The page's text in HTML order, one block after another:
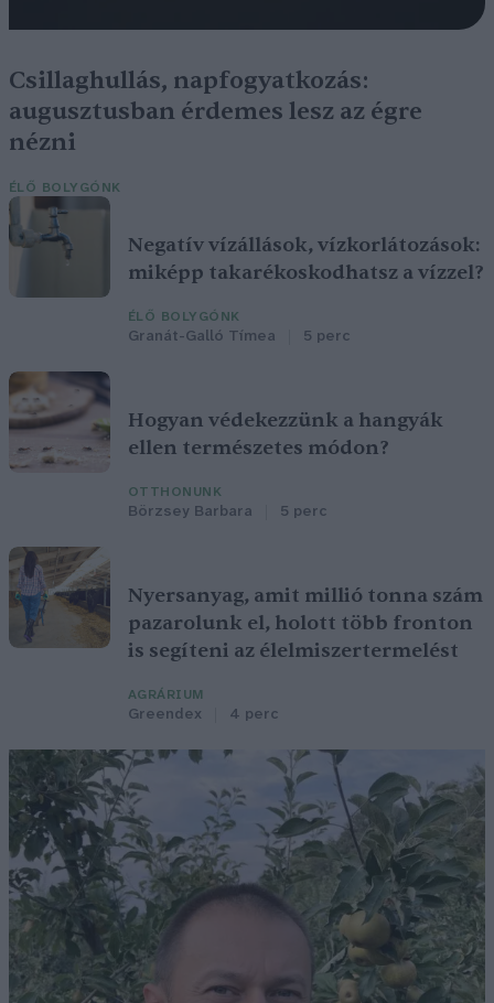
Csillaghullás, napfogyatkozás:
augusztusban érdemes lesz az égre
nézni
ÉLŐ BOLYGÓNK
Negatív vízállások, vízkorlátozások:
miképp takarékoskodhatsz a vízzel?
ÉLŐ BOLYGÓNK
Granát-Galló Tímea 5 perc
Hogyan védekezzünk a hangyák
ellen természetes módon?
OTTHONUNK
Börzsey Barbara 5 perc
Nyersanyag, amit millió tonna szám
pazarolunk el, holott több fronton
is segíteni az élelmiszertermelést
AGRÁRIUM
Greendex 4 perc